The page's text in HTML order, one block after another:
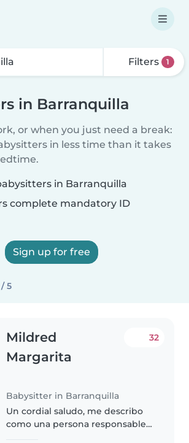
Filters 1
in Barranquilla
or when you just need a break:
in less time than it takes
in Barranquilla
complete mandatory ID
Sign up for free
5
Mildred
Margarita
Babysitter in Barranquilla
32
Un cordial saludo, me describo
como una persona responsable ,